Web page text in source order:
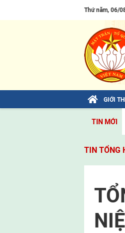
Thứ năm, 06/
GIỚI
TIN MỚI
Bài viết của Tổng Bí thư Tô Lâm: TIẾN
TIN TỔNG